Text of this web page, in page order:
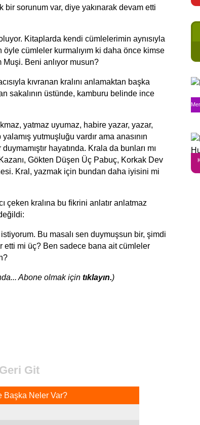
bir sorunum var, diye yakınarak devam etti
Kitaplarda kendi cümlelerimin aynısıyla
cümleler kurmalıyım ki daha önce kimse
Beni anlıyor musun?
kıvranan kralını anlamaktan başka
sakalının üstünde, kamburu belinde ince
yatmaz uyumaz, habire yazar, yazar,
yutmuşluğu vardır ama anasının
hayatında. Krala da bunları mı
Gökten Düşen Üç Pabuç, Korkak Dev
Kral, yazmak için bundan daha iyisini mi
çeken kralına bu fikrini anlatır anlatmaz
Bu masalı sen duymuşsun bir, şimdi
etti mi üç? Ben sadece bana ait cümleler
Abone olmak için tıklayın.)
Git
Başka Neler Var?